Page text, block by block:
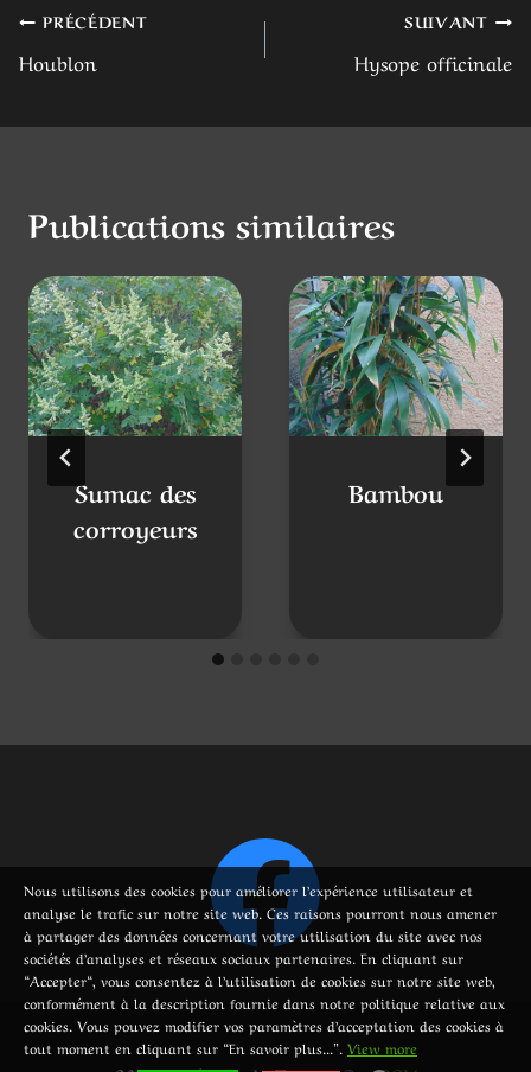
Navigation
de
l’article
PRÉCÉDENT
Houblon
SUIVANT
Hysope officinale
Publications similaires
Sumac des
corroyeurs
Bambou
Nous utilisons des cookies pour améliorer l’expérience utilisateur et
analyse le trafic sur notre site web. Ces raisons pourront nous amener
à partager des données concernant votre utilisation du site avec nos
sociétés d’analyses et réseaux sociaux partenaires. En cliquant sur
“Accepter“, vous consentez à l’utilisation de cookies sur notre site web,
conformément à la description fournie dans notre politique relative aux
cookies. Vous pouvez modifier vos paramètres d’acceptation des cookies à
tout moment en cliquant sur “En savoir plus...”. View more